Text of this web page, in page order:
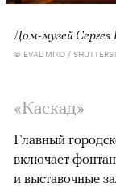
Дом-музей
© EVAL MIKO /
«Каскад»
Главный
включает
и выставочные